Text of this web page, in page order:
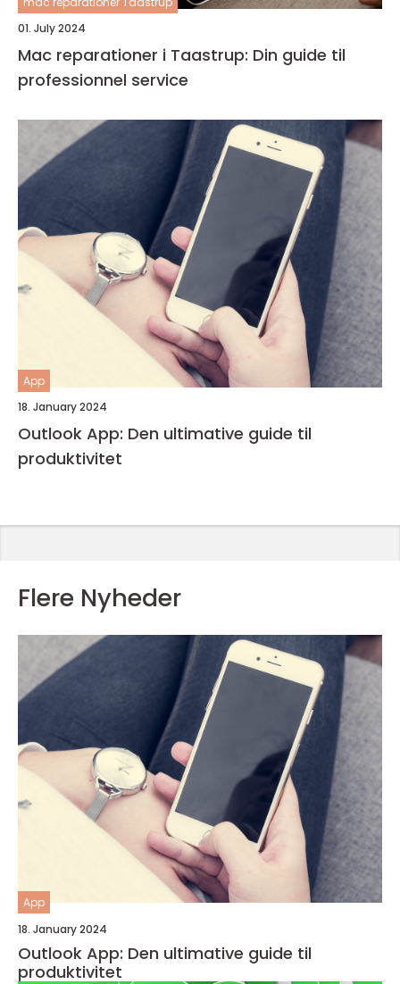
01. July 2024
Mac reparationer i Taastrup: Din guide til
professionnel service
App
18. January 2024
Outlook App: Den ultimative guide til
produktivitet
Flere Nyheder
App
18. January 2024
Outlook App: Den ultimative guide til
produktivitet